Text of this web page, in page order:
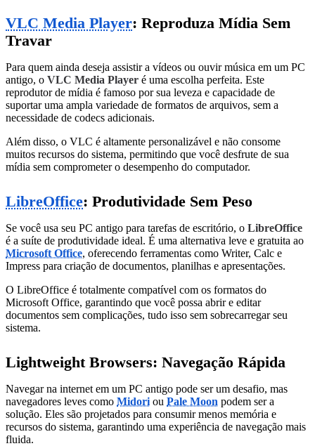
VLC Media Player: Reproduza Mídia Sem
Travar
Para quem ainda deseja assistir a vídeos ou ouvir música em um PC
antigo, o VLC Media Player é uma escolha perfeita. Este
reprodutor de mídia é famoso por sua leveza e capacidade de
suportar uma ampla variedade de formatos de arquivos, sem a
necessidade de codecs adicionais.
Além disso, o VLC é altamente personalizável e não consome
muitos recursos do sistema, permitindo que você desfrute de sua
mídia sem comprometer o desempenho do computador.
LibreOffice: Produtividade Sem Peso
Se você usa seu PC antigo para tarefas de escritório, o LibreOffice
é a suíte de produtividade ideal. É uma alternativa leve e gratuita ao
Microsoft Office, oferecendo ferramentas como Writer, Calc e
Impress para criação de documentos, planilhas e apresentações.
O LibreOffice é totalmente compatível com os formatos do
Microsoft Office, garantindo que você possa abrir e editar
documentos sem complicações, tudo isso sem sobrecarregar seu
sistema.
Lightweight Browsers: Navegação Rápida
Navegar na internet em um PC antigo pode ser um desafio, mas
navegadores leves como Midori ou Pale Moon podem ser a
solução. Eles são projetados para consumir menos memória e
recursos do sistema, garantindo uma experiência de navegação mais
fluida.